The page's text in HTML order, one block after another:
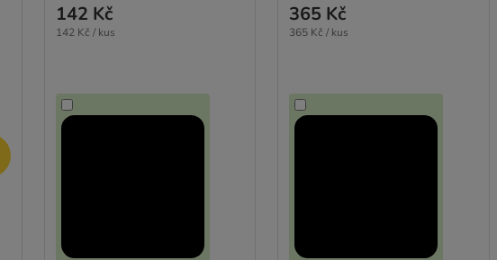
142 Kč
142 Kč / kus
365 Kč
365 Kč / kus